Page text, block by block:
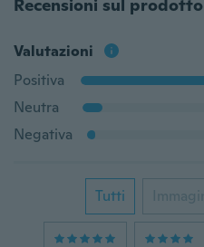
Recensioni sul prodotto
Valutazioni
Positiva
Neutra
Negativa
Tutti